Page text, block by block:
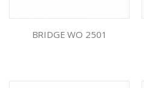
BRIDGE WO 2501